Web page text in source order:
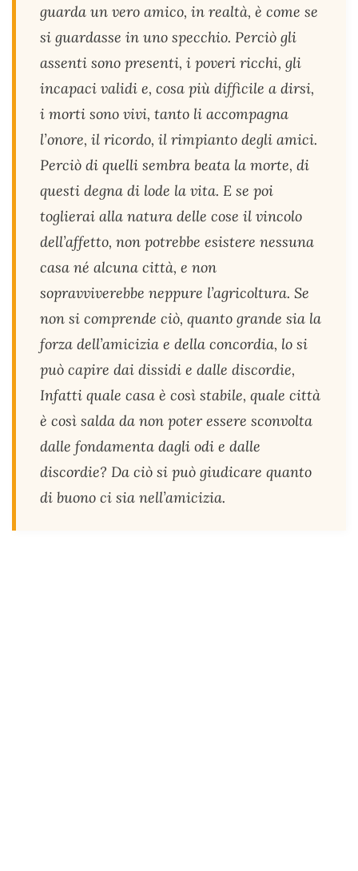
guarda un vero amico, in realtà, è come se
si guardasse in uno specchio. Perciò gli
assenti sono presenti, i poveri ricchi, gli
incapaci validi e, cosa più difficile a dirsi,
i morti sono vivi, tanto li accompagna
l’onore, il ricordo, il rimpianto degli amici.
Perciò di quelli sembra beata la morte, di
questi degna di lode la vita. E se poi
toglierai alla natura delle cose il vincolo
dell’affetto, non potrebbe esistere nessuna
casa né alcuna città, e non
sopravviverebbe neppure l’agricoltura. Se
non si comprende ciò, quanto grande sia la
forza dell’amicizia e della concordia, lo si
può capire dai dissidi e dalle discordie,
Infatti quale casa è così stabile, quale città
è così salda da non poter essere sconvolta
dalle fondamenta dagli odi e dalle
discordie? Da ciò si può giudicare quanto
di buono ci sia nell’amicizia.